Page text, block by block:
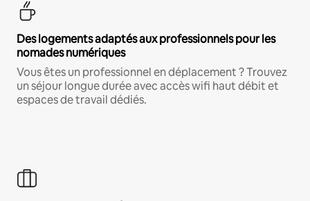
Des logements adaptés aux professionnels pour les
nomades numériques
Vous êtes un professionnel en déplacement ? Trouvez
un séjour longue durée avec accès wifi haut débit et
espaces de travail dédiés.